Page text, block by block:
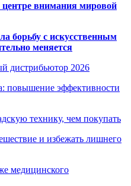
центре внимания мировой
борьбу с искусственным
меняется
дистрибьютор 2026
повышение эффективности
технику, чем покупать
и избежать лишнего
медицинского